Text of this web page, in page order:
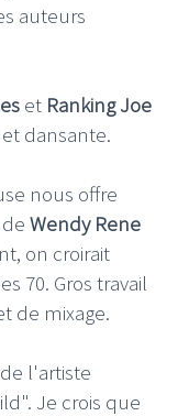
auteurs
et Ranking Joe
dansante.
nous offre
Wendy Rene
on croirait
70. Gros travail
de mixage.
l'artiste
Je crois que